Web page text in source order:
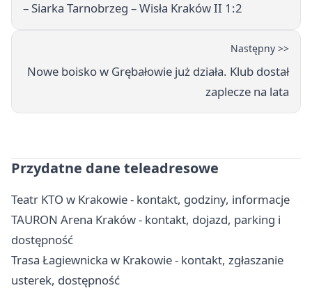
– Siarka Tarnobrzeg – Wisła Kraków II 1:2
Następny >>
Nowe boisko w Grębałowie już działa. Klub dostał
zaplecze na lata
Przydatne dane teleadresowe
Teatr KTO w Krakowie - kontakt, godziny, informacje
TAURON Arena Kraków - kontakt, dojazd, parking i
dostępność
Trasa Łagiewnicka w Krakowie - kontakt, zgłaszanie
usterek, dostępność